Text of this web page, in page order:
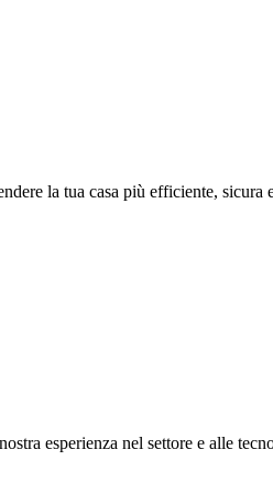
la tua casa più efficiente,
esperienza nel settore e alle